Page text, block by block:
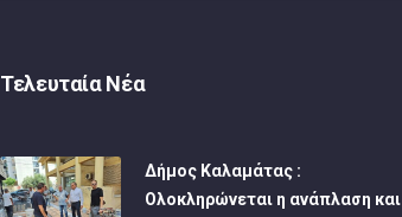
Τελευταία Νέα
Δήμος Καλαμάτας :
Ολοκληρώνεται η ανάπλαση και